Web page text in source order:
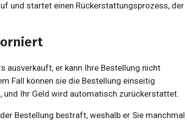
und startet einen Rückerstattungsprozess, der
ausverkauft, er kann Ihre Bestellung nicht
Fall können sie die Bestellung einseitig
und Ihr Geld wird automatisch zurückerstattet.
Bestellung bestraft, weshalb er Sie manchmal